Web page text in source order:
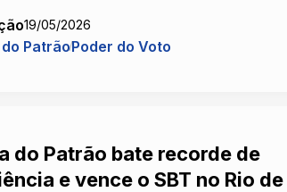
19/05/2026
PatrãoPoder do Voto
do Patrão bate recorde de
e vence o SBT no Rio de